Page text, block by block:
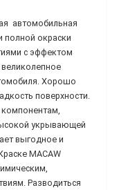
автомобильная
полной окраски
с эффектом
Хорошо
поверхности.
укрывающей
выгодное и
MACAW
Разводиться